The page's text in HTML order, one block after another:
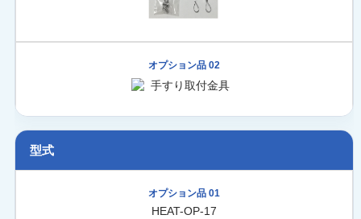
型式
HEAT-OP-17